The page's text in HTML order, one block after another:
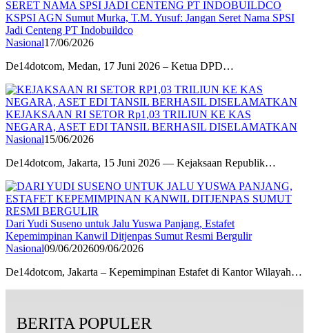
KSPSI AGN Sumut Murka, T.M. Yusuf: Jangan Seret Nama SPSI
Jadi Centeng PT Indobuildco
Nasional17/06/2026
De14dotcom, Medan, 17 Juni 2026 – Ketua DPD…
KEJAKSAAN RI SETOR Rp1,03 TRILIUN KE KAS
NEGARA, ASET EDI TANSIL BERHASIL DISELAMATKAN
Nasional15/06/2026
De14dotcom, Jakarta, 15 Juni 2026 — Kejaksaan Republik…
Dari Yudi Suseno untuk Jalu Yuswa Panjang, Estafet
Kepemimpinan Kanwil Ditjenpas Sumut Resmi Bergulir
Nasional09/06/202609/06/2026
De14dotcom, Jakarta – Kepemimpinan Estafet di Kantor Wilayah…
BERITA POPULER